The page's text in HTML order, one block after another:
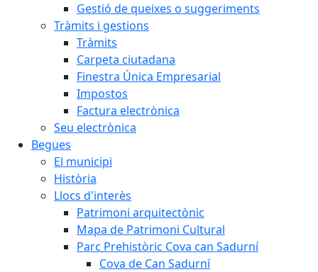
Gestió de queixes o suggeriments
Tràmits i gestions
Tràmits
Carpeta ciutadana
Finestra Única Empresarial
Impostos
Factura electrònica
Seu electrònica
Begues
El municipi
Història
Llocs d'interès
Patrimoni arquitectònic
Mapa de Patrimoni Cultural
Parc Prehistòric Cova can Sadurní
Cova de Can Sadurní